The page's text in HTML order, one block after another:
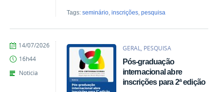
Tags:seminário,inscrições,pesquisa
GERAL, PESQUISA
Pós-graduação
internacional abre
inscrições para 2ª edição
por
Kais
de
publicado
14/07/2026
16h44
Noticia